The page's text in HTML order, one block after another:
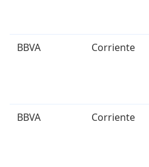
BBVA Corriente
BBVA Corriente